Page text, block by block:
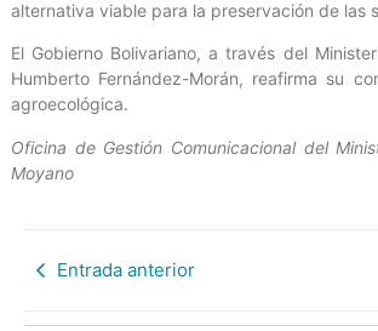
alternativa viable para la preservación de las
El Gobierno Bolivariano, a través del
Humberto Fernández-Morán, reafirma su
agroecológica.
Oficina de Gestión Comunicacional del
Moyano
Entrada anterior